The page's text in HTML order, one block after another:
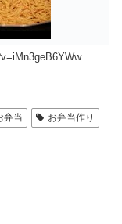
弁当 お弁当作り